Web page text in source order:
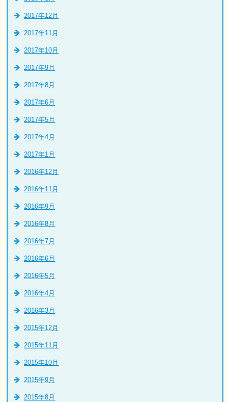
2017年12月
2017年11月
2017年10月
2017年9月
2017年8月
2017年6月
2017年5月
2017年4月
2017年1月
2016年12月
2016年11月
2016年9月
2016年8月
2016年7月
2016年6月
2016年5月
2016年4月
2016年3月
2015年12月
2015年11月
2015年10月
2015年9月
2015年8月